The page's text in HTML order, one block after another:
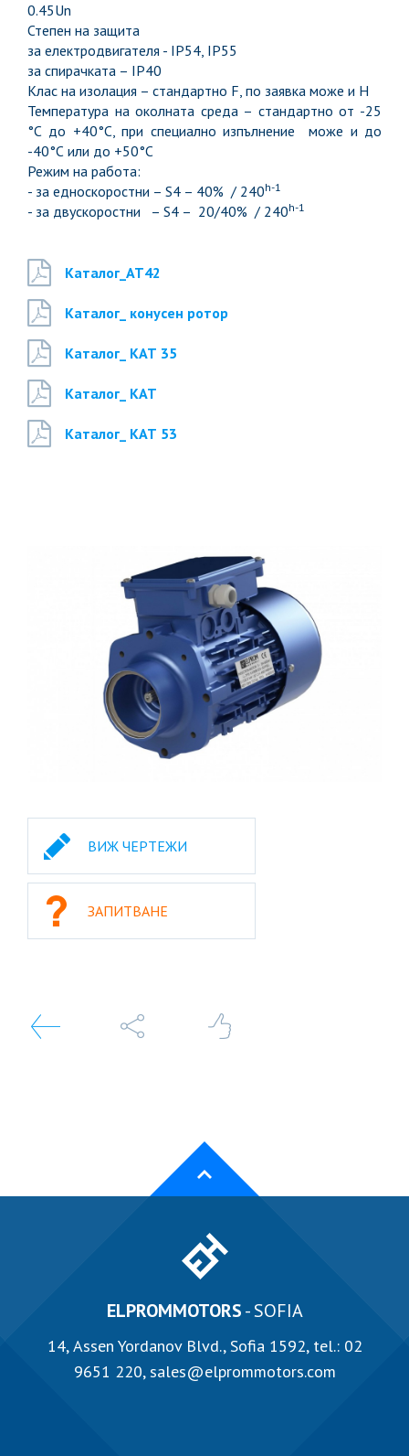
0.45Un
Степен на защита
за електродвигателя - IP54, IP55
за спирачката – IP40
Клас на изолация – стандартно F, по заявка може и H
Температура на околната среда – стандартно от -25
°С до +40°С, при специално изпълнение може и до
-40°С или до +50°С
Режим на работа:
- за едноскоростни – S4 – 40% / 240h-1
- за двускоростни – S4 – 20/40% / 240h-1
Каталог_AT42
Каталог_ конусен ротор
Каталог_ КАТ 35
Каталог_ КАТ
Каталог_ КАТ 53
ВИЖ ЧЕРТЕЖИ
ЗАПИТВАНЕ
ELPROMMOTORS- SOFIA
14, Аssen Yordanov Blvd., Sofia 1592, tel.: 02
9651 220,sales@elprommotors.com